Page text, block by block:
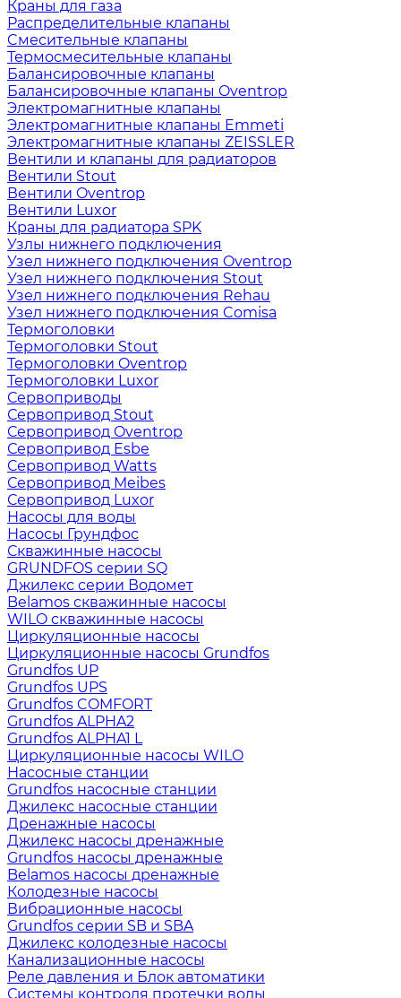
Краны для газа
Распределительные клапаны
Cмесительные клапаны
Термосмесительные клапаны
Балансировочные клапаны
Балансировочные клапаны Oventrop
Электромагнитные клапаны
Электромагнитные клапаны Emmeti
Электромагнитные клапаны ZEISSLER
Вентили и клапаны для радиаторов
Вентили Stout
Вентили Oventrop
Вентили Luxor
Краны для радиатора SPK
Узлы нижнего подключения
Узел нижнего подключения Oventrop
Узел нижнего подключения Stout
Узел нижнего подключения Rehau
Узел нижнего подключения Comisa
Термоголовки
Термоголовки Stout
Термоголовки Oventrop
Термоголовки Luxor
Сервоприводы
Сервопривод Stout
Сервопривод Oventrop
Сервопривод Esbe
Сервопривод Watts
Сервопривод Meibes
Сервопривод Luxor
Насосы для воды
Насосы Грундфос
Скважинные насосы
GRUNDFOS серии SQ
Джилекс серии Водомет
Belamos скважинные насосы
WILO скважинные насосы
Циркуляционные насосы
Циркуляционные насосы Grundfos
Grundfos UP
Grundfos UPS
Grundfos COMFORT
Grundfos ALPHA2
Grundfos ALPHA1 L
Циркуляционные насосы WILO
Насосные станции
Grundfos насосные станции
Джилекс насосные станции
Дренажные насосы
Джилекс насосы дренажные
Grundfos насосы дренажные
Belamos насосы дренажные
Колодезные насосы
Вибрационные насосы
Grundfos серии SB и SBA
Джилекс колодезные насосы
Канализационные насосы
Реле давления и Блок автоматики
Системы контроля протечки воды